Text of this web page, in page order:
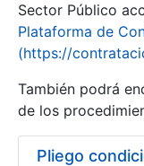
Sector Público
Plataforma de
(https://
También podrá
de los